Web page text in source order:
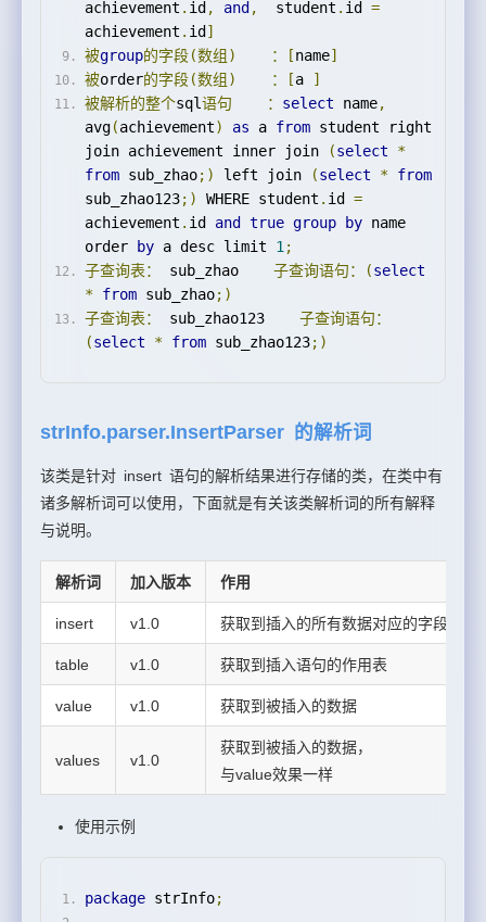
achievement . id, and,
  student
. id =
achievement . id]
被group的字段(数组) ：[name]
被order的字段(数组) ：[a
]
被解析的整个sql语句 ： select name,
avg(achievement) as a from student right
join achievement inner join
(select
*
from sub_zhao;) left join (select * from
sub_zhao123;) WHERE student . id =
achievement . id and true group by name
order by a desc limit 1 ;
子查询表：
sub_zhao 子查询语句：(select
* from sub_zhao;)
子查询表：
sub_zhao123 子查询语句：
(select * from sub_zhao123;)
strInfo.parser.InsertParser 的解析词
该类是针对 insert 语句的解析结果进行存储的类，在类中有
诸多解析词可以使用，下面就是有关该类解析词的所有解释
与说明。
解析词 加入版本 作用
insert v1.0 获取到插入的所有数据对应的字段
table v1.0 获取到插入语句的作用表
value v1.0 获取到被插入的数据
values v1.0
获取到被插入的数据，
与value效果一样
使用示例
package strInfo;